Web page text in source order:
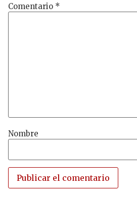
Comentario *
Nombre